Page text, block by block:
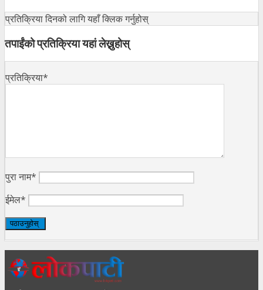
प्रतिक्रिया दिनको लागि यहाँ क्लिक गर्नुहोस्
तपाईंको प्रतिक्रिया यहां लेख्नुहोस्
प्रतिक्रिया*
पुरा नाम*
ईमेल*